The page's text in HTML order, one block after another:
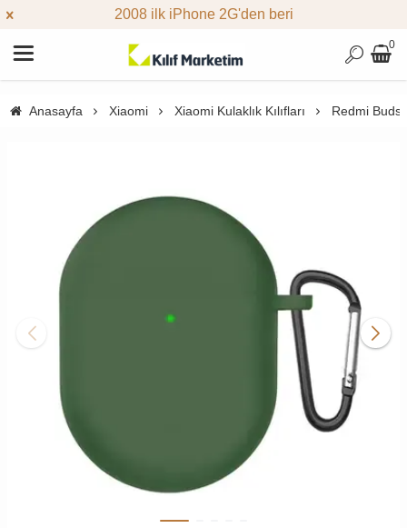
2008 ilk iPhone 2G'den beri
0
Anasayfa Xiaomi Xiaomi Kulaklık Kılıfları Redmi Buds